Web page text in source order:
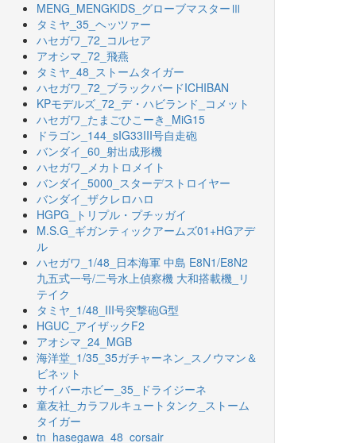
MENG_MENGKIDS_グローブマスターⅢ
タミヤ_35_ヘッツァー
ハセガワ_72_コルセア
アオシマ_72_飛燕
タミヤ_48_ストームタイガー
ハセガワ_72_ブラックバードICHIBAN
KPモデルズ_72_デ・ハビランド_コメット
ハセガワ_たまごひこーき_MiG15
ドラゴン_144_sIG33III号自走砲
バンダイ_60_射出成形機
ハセガワ_メカトロメイト
バンダイ_5000_スターデストロイヤー
バンダイ_ザクレロハロ
HGPG_トリプル・プチッガイ
M.S.G_ギガンティックアームズ01+HGアデ
ル
ハセガワ_1/48_日本海軍 中島 E8N1/E8N2
九五式一号/二号水上偵察機 大和搭載機_リ
テイク
タミヤ_1/48_III号突撃砲G型
HGUC_アイザックF2
アオシマ_24_MGB
海洋堂_1/35_35ガチャーネン_スノウマン＆
ビネット
サイバーホビー_35_ドライジーネ
童友社_カラフルキュートタンク_ストーム
タイガー
tn_hasegawa_48_corsair